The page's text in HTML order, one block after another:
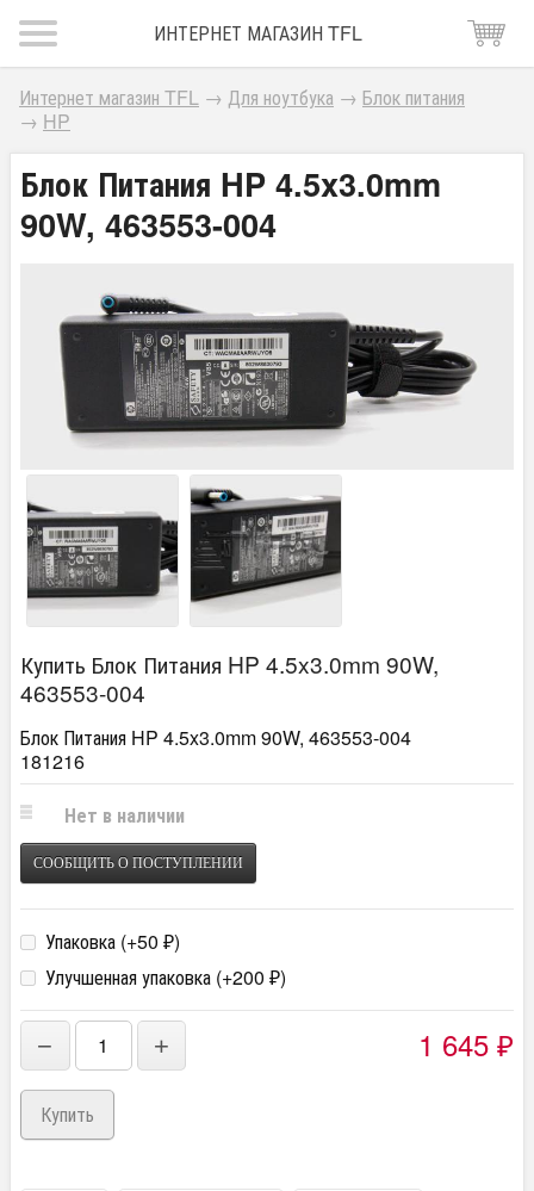
ИНТЕРНЕТ МАГАЗИН TFL
Интернет магазин TFL → Для ноутбука → Блок питания
→ HP
Блок Питания HP 4.5x3.0mm
90W, 463553-004
Купить Блок Питания HP 4.5x3.0mm 90W,
463553-004
Блок Питания HP 4.5x3.0mm 90W, 463553-004
181216
Нет в наличии
СООБЩИТЬ О ПОСТУПЛЕНИИ
Упаковка (+50 ₽)
Улучшенная упаковка (+200 ₽)
− + 1 645 ₽